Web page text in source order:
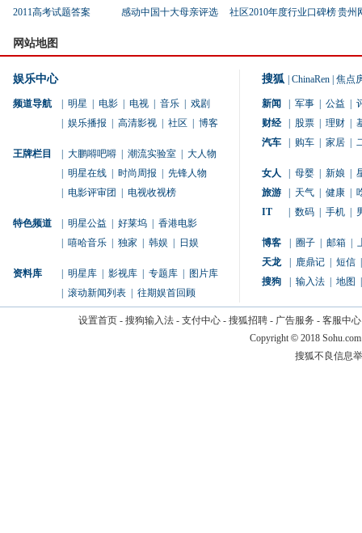
2011高考试题答案
感动中国十大母亲评选 社区2010年度行业口碑榜贵州
网站地图
娱乐中心
频道导航 明星 电影 电视 音乐
戏剧
娱乐播报 高清影视 社区 博客
王牌栏目 大鹏嘚吧嘚 潮流实验室
大人物
明星在线 时尚周报
先锋人物
电影评审团 电视收视榜
特色频道 明星公益 好莱坞
香港电影
嘻哈音乐 独家 韩娱 日娱
资料库 明星库 影视库 专题库
图片库
滚动新闻列表 往期娱首回顾
搜狐 ChinaRen 焦点
新闻 军事 公益
财经
股票 理财
汽车
购车 家居
女人 母婴 新娘
旅游
天气 健康
IT
数码 手机
博客 圈子 邮箱
天龙
鹿鼎记 短信
搜狗
输入法 地图
设置首页- 搜狗输入法- 支付中心- 搜狐招聘- 广告服务 - 客服中心
Copyright © 2018
搜狐不良信息